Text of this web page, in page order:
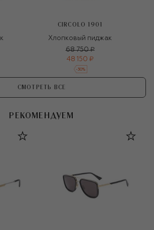
CIRCOLO 1901
Хлопковый пиджак
68 750 ₽
48 150 ₽
-30%
СМОТРЕТЬ ВСЕ
РЕКОМЕНДУЕМ